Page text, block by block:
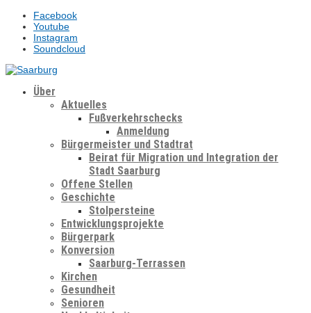
Facebook
Youtube
Instagram
Soundcloud
Über
Aktuelles
Fußverkehrschecks
Anmeldung
Bürgermeister und Stadtrat
Beirat für Migration und Integration der
Stadt Saarburg
Offene Stellen
Geschichte
Stolpersteine
Entwicklungsprojekte
Bürgerpark
Konversion
Saarburg-Terrassen
Kirchen
Gesundheit
Senioren